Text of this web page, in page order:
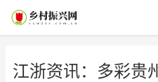
江浙资讯：多彩贵